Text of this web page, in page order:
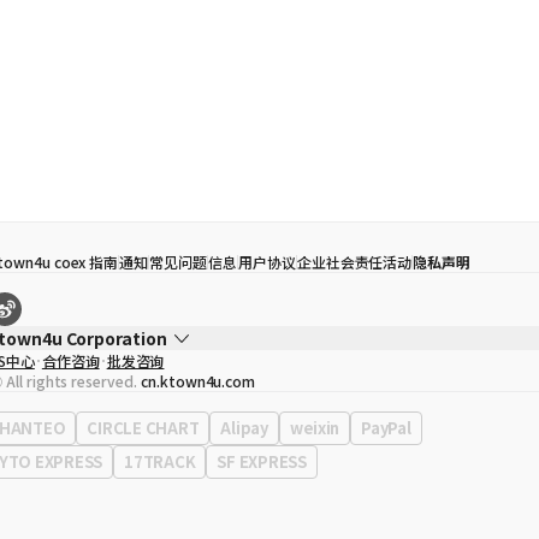
coex 指南通知常见问题信息用户协议企业社会责任活动隐私声明
Corporation
宋効珉
业执照 120-87-71116
地址 首尔特别市 江南区 岭东大路 513号 3楼 （三成洞， coex)
中心 合作咨询 批发咨询
rights reserved. cn.ktown4u.com
HANTEO CIRCLE CHART Alipay weixin
PayPal
YTO EXPRESS
17TRACK SF EXPRESS